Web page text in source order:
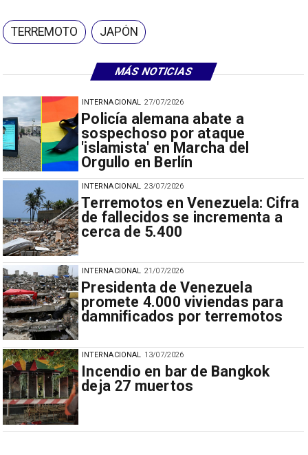
MÁS NOTICIAS
27/07/2026
Policía alemana abate a
sospechoso por ataque
'islamista' en Marcha del
Orgullo en Berlín
INTERNACIONAL
23/07/2026
Terremotos en Venezuela: Cifra
de fallecidos se incrementa a
cerca de 5.400
INTERNACIONAL
21/07/2026
Presidenta de Venezuela
promete 4.000 viviendas para
damnificados por terremotos
INTERNACIONAL
13/07/2026
Incendio en bar de Bangkok
deja 27 muertos
INTERNACIONAL
TERREMOTO JAPÓN